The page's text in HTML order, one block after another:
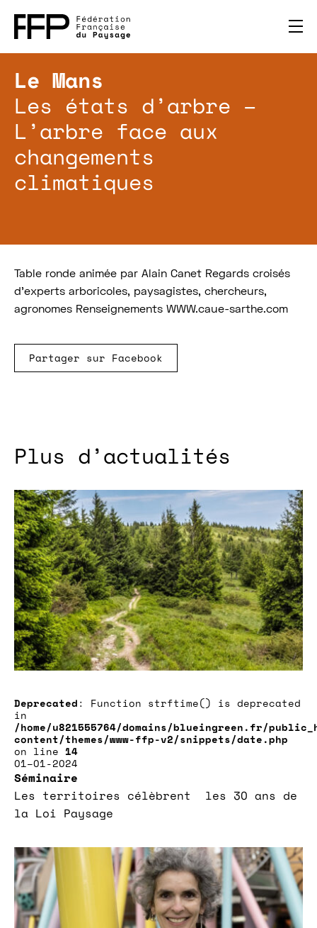
Le Mans
Les états d’arbre –
L’arbre face aux
changements
climatiques
Table ronde animée par Alain Canet Regards croisés
d’experts arboricoles, paysagistes, chercheurs,
agronomes Renseignements WWW.caue-sarthe.com
Partager sur Facebook
Plus d’actualités
Deprecated: Function strftime() is deprecated
in
/home/u821555764/domains/blueingreen.fr/
content/themes/www-ffp-v2/snippets/date.php
on line 14
01–01-2024
Séminaire
Les territoires célèbrent les 30 ans de
la Loi Paysage